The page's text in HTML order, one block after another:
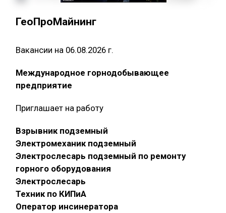
ГеоПроМайнинг
Вакансии на 06.08.2026 г.
Международное горнодобывающее
предприятие
Приглашает на работу
Взрывник подземный
Электромеханик подземный
Электрослесарь подземный по ремонту
горного оборудования
Электрослесарь
Техник по КИПиА
Оператор инсинератора